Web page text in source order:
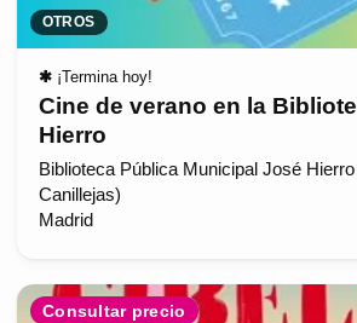
OTROS
✱ ¡Termina hoy!
Cine de verano en la
Hierro
Biblioteca Pública Municipal José
Canillejas)
Madrid
Consultar precio